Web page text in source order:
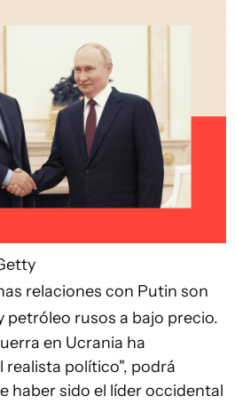
relaciones con Putin son
petróleo rusos a bajo precio.
en Ucrania ha
realista político", podrá
haber sido el líder occidental